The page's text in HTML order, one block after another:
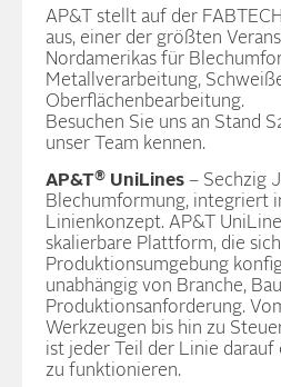
AP&T stellt auf der
aus, einer der größten
Nordamerikas für
Metallverarbeitung,
Oberflächenbearbeitung.
Besuchen Sie uns an Stand
unser Team kennen.
AP&T® UniLines – Sechzig
Blechumformung, integriert
Linienkonzept. AP&T
skalierbare Plattform, die
Produktionsumgebung
unabhängig von Branche,
Produktionsanforderung.
Werkzeugen bis hin zu
ist jeder Teil der Linie
zu funktionieren.